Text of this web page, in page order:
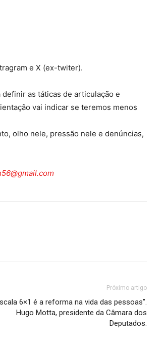
e X (ex-twiter).
as táticas de articulação e
vai indicar se teremos menos
olho nele, pressão nele e denúncias,
Próximo artigo
6×1 é a reforma na vida das pessoas”.
Hugo Motta, presidente da Câmara dos
Deputados.